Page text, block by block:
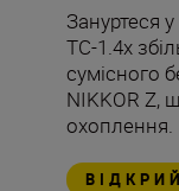
Зануртеся
TC-1.4x
сумісного
NIKKOR Z,
охоплення.